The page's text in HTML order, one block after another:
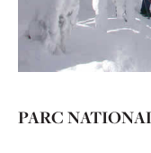
PARC